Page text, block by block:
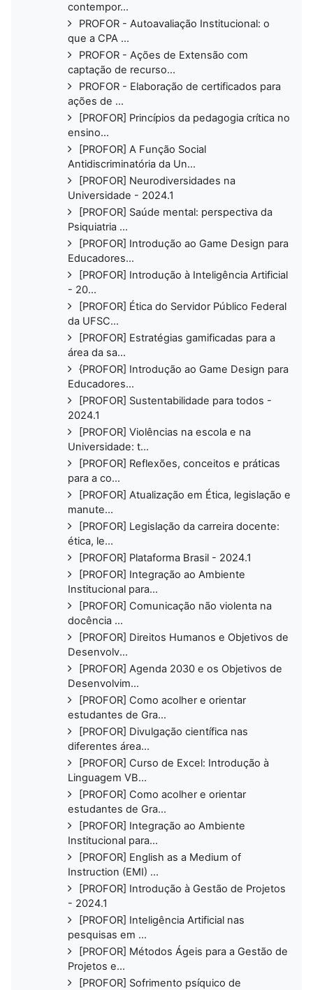
contempor...
PROFOR - Autoavaliação Institucional: o
que a CPA ...
PROFOR - Ações de Extensão com
captação de recurso...
PROFOR - Elaboração de certificados para
ações de ...
[PROFOR] Princípios da pedagogia crítica no
ensino...
[PROFOR] A Função Social
Antidiscriminatória da Un...
[PROFOR] Neurodiversidades na
Universidade - 2024.1
[PROFOR] Saúde mental: perspectiva da
Psiquiatria ...
[PROFOR] Introdução ao Game Design para
Educadores...
[PROFOR] Introdução à Inteligência Artificial
- 20...
[PROFOR] Ética do Servidor Público Federal
da UFSC...
[PROFOR] Estratégias gamificadas para a
área da sa...
{PROFOR] Introdução ao Game Design para
Educadores...
[PROFOR] Sustentabilidade para todos -
2024.1
[PROFOR] Violências na escola e na
Universidade: t...
[PROFOR] Reflexões, conceitos e práticas
para a co...
[PROFOR] Atualização em Ética, legislação e
manute...
[PROFOR] Legislação da carreira docente:
ética, le...
[PROFOR] Plataforma Brasil - 2024.1
[PROFOR] Integração ao Ambiente
Institucional para...
[PROFOR] Comunicação não violenta na
docência ...
[PROFOR] Direitos Humanos e Objetivos de
Desenvolv...
[PROFOR] Agenda 2030 e os Objetivos de
Desenvolvim...
[PROFOR] Como acolher e orientar
estudantes de Gra...
[PROFOR] Divulgação científica nas
diferentes área...
[PROFOR] Curso de Excel: Introdução à
Linguagem VB...
[PROFOR] Como acolher e orientar
estudantes de Gra...
[PROFOR] Integração ao Ambiente
Institucional para...
[PROFOR] English as a Medium of
Instruction (EMI) ...
[PROFOR] Introdução à Gestão de Projetos
- 2024.1
[PROFOR] Inteligência Artificial nas
pesquisas em ...
[PROFOR] Métodos Ágeis para a Gestão de
Projetos e...
[PROFOR] Sofrimento psíquico de